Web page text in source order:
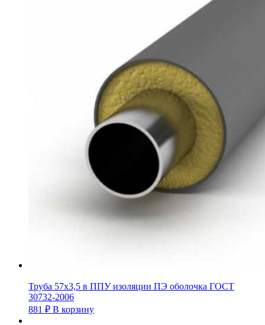
Труба 57х3,5 в ППУ изоляции ПЭ оболочка ГОСТ
30732-2006
881 ₽ В корзину